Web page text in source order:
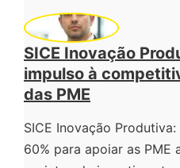
SICE Inovação
impulso à
das PME
SICE Inovação
60% para apoiar as PME